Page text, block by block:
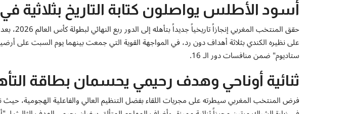
أسود الأطلس يواصلون كتابة التاريخ بثلاثية
حقق المنتخب
على نظيره الكندي بثلاثة أهداف دون رد، في المواجهة القوية التي جمعت بينهما يوم السبت على
ستاديوم" ضمن منافسات دور الـ 16.
ثنائية أوناحي وهدف رحيمي يحسمان بطاقة
فرض المنتخب المغربي سيطرته على مجريات اللقاء بفضل التنظيم العالي والفاعلية الهجومية، حيث